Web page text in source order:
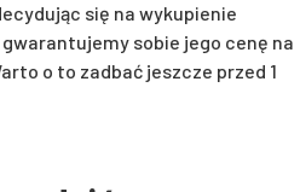
się na wykupienie
sobie jego cenę na
o to zadbać jeszcze przed 1